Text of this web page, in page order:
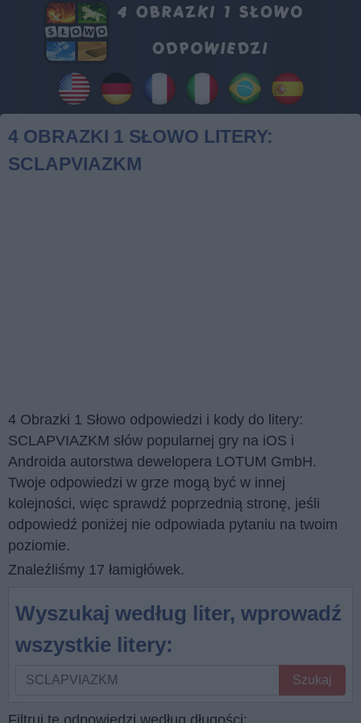
4 OBRAZKI 1 SŁOWO LITERY:
SCLAPVIAZKM
4 Obrazki 1 Słowo odpowiedzi i kody do litery:
SCLAPVIAZKM słów popularnej gry na iOS i
Androida autorstwa dewelopera LOTUM GmbH.
Twoje odpowiedzi w grze mogą być w innej
kolejności, więc sprawdź poprzednią stronę, jeśli
odpowiedź poniżej nie odpowiada pytaniu na twoim
poziomie.
Znaleźliśmy 17 łamigłówek.
Wyszukaj według liter, wprowadź
wszystkie litery:
Wyszukaj
liter,
Szukaj